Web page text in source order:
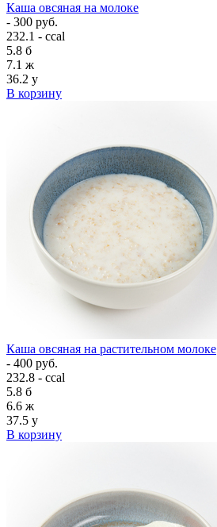
Каша овсяная на молоке
- 300 руб.
232.1 - ccal
5.8 б
7.1 ж
36.2 у
В корзину
Каша овсяная на растительном молоке
- 400 руб.
232.8 - ccal
5.8 б
6.6 ж
37.5 у
В корзину